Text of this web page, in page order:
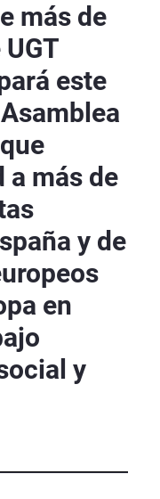
más de
este
a más de
y de
en
y